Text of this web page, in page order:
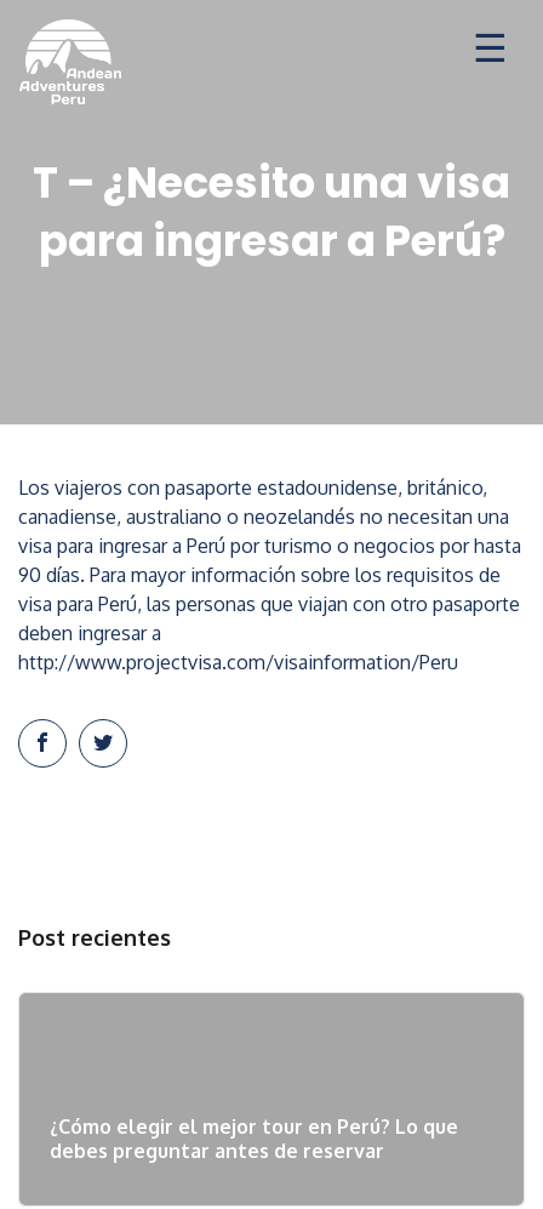
Ofertas de temporada
T – ¿Necesito una visa
para ingresar a Perú?
Los viajeros con pasaporte estadounidense, británico,
canadiense, australiano o neozelandés no necesitan una
visa para ingresar a Perú por turismo o negocios por hasta
90 días. Para mayor información sobre los requisitos de
visa para Perú, las personas que viajan con otro pasaporte
deben ingresar a
http://www.projectvisa.com/visainformation/Peru
Post recientes
¿Cómo elegir el mejor tour en Perú? Lo que
debes preguntar antes de reservar